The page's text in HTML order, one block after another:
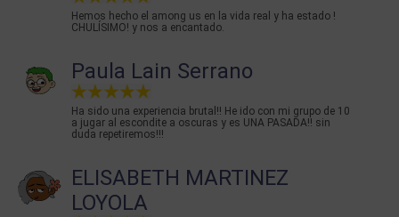
Hemos hecho el among us en la vida real y ha estado !
CHULÍSIMO! y nos a encantado.
Paula Lain Serrano
Ha sido una experiencia brutal!! He ido con mi grupo de 10
a jugar al escondite a oscuras y es UNA PASADA!! sin
duda repetiremos!!!
ELISABETH MARTINEZ
LOYOLA